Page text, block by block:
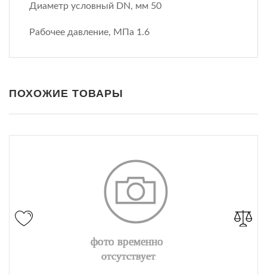
Диаметр условный DN, мм 50
Рабочее давление, МПа 1.6
ПОХОЖИЕ ТОВАРЫ